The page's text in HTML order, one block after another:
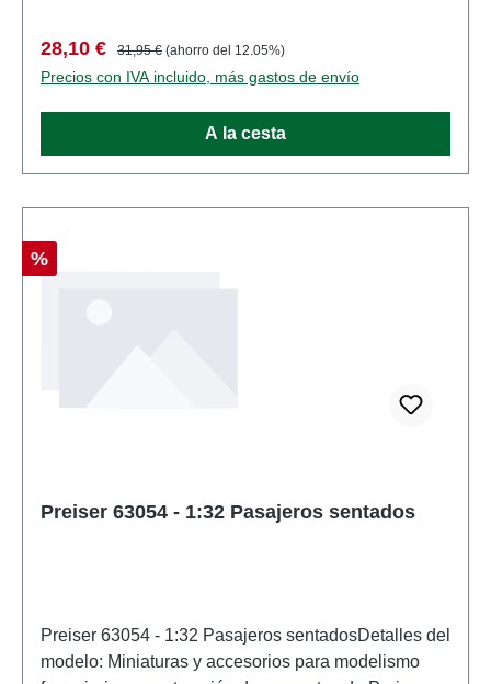
PreiserNúmero de artículo: 63053numero de piezas:
Conjunto de varias piezasEAN: 4041032630533tipo
de producto: Cifrasescala: 1:32Recomendación de
edad: A partir de 14 años
Precio de venta:
28,10 € Precio normal:
31,95 € (ahorro del 12.05%)
Precios con IVA incluido, más gastos de envío
A la cesta
Descuento
%
Preiser 63054 - 1:32 Pasajeros sentados
Preiser 63054 - 1:32 Pasajeros sentadosDetalles del
modelo: Miniaturas y accesorios para modelismo